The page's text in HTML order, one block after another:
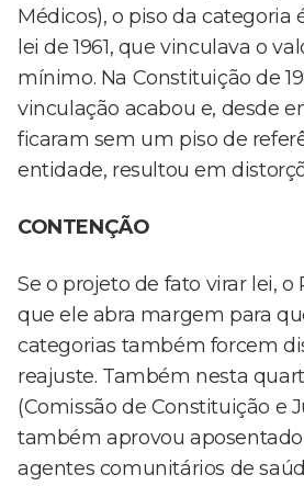
Médicos), o piso da categoria
lei de 1961, que vinculava o
mínimo. Na Constituição de
vinculação acabou e, desde
ficaram sem um piso de
entidade, resultou em
CONTENÇÃO
Se o projeto de fato virar lei,
que ele abra margem para
categorias também forcem
reajuste. Também nesta
(Comissão de Constituição e
também aprovou
agentes comunitários de